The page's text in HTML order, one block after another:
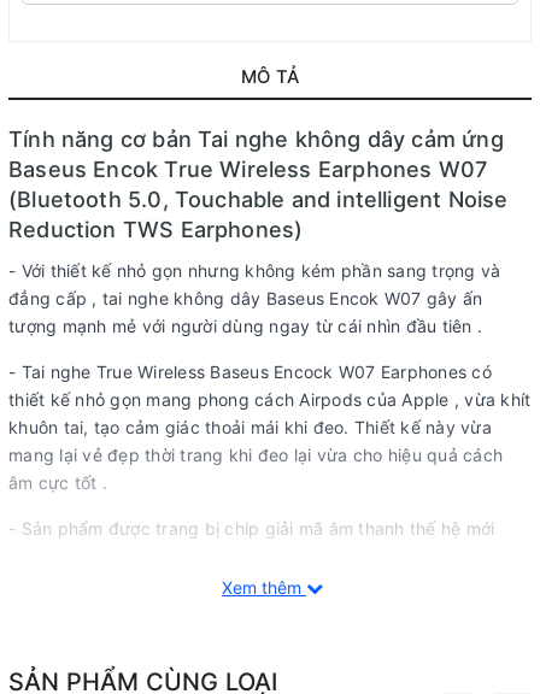
MÔ TẢ
Tính năng cơ bản Tai nghe không dây cảm ứng
Baseus Encok True Wireless Earphones W07
(Bluetooth 5.0, Touchable and intelligent Noise
Reduction TWS Earphones)
- Với thiết kế nhỏ gọn nhưng không kém phần sang trọng và
đẳng cấp , tai nghe không dây Baseus Encok W07 gây ấn
tượng mạnh mẻ với người dùng ngay từ cái nhìn đầu tiên .
- Tai nghe True Wireless Baseus Encock W07 Earphones có
thiết kế nhỏ gọn mang phong cách Airpods của Apple , vừa khít
khuôn tai, tạo cảm giác thoải mái khi đeo. Thiết kế này vừa
mang lại vẻ đẹp thời trang khi đeo lại vừa cho hiệu quả cách
âm cực tốt .
- Sản phẩm được trang bị chip giải mã âm thanh thế hệ mới
chống ồn ENC và giảm nhiễu tốt hơn (ENC Dual noise
- Với hiệu ứng âm thanh vòm 6D hifi Surroud, ÂmBaseus Encok
Xem thêm
SẢN PHẨM CÙNG LOẠI